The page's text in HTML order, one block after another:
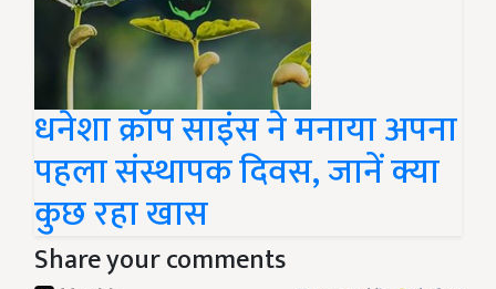
धनेशा क्रॉप साइंस ने मनाया अपना
पहला संस्थापक दिवस, जानें क्या
कुछ रहा खास
Share your comments